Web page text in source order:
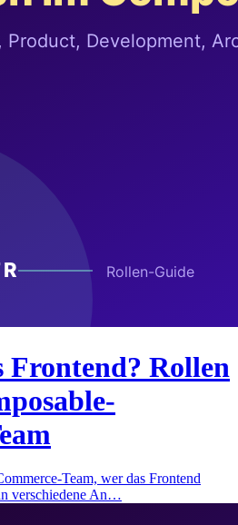
Frontend? Rollen
Team, wer das Frontend
verschiedene An…